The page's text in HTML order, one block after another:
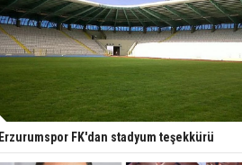
Erzurumspor FK'dan stadyum teşekkürü